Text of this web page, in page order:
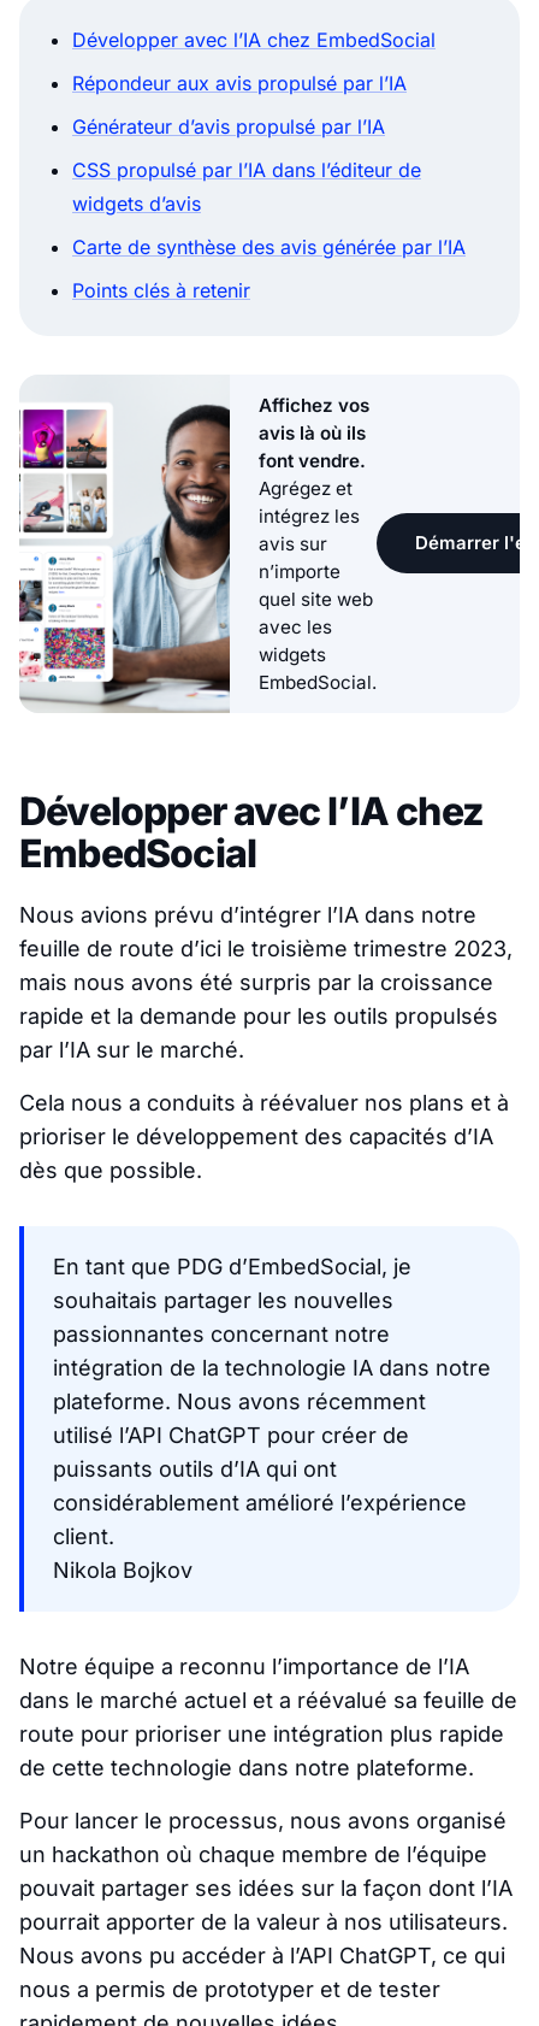
Développer avec l’IA chez EmbedSocial
Répondeur aux avis propulsé par l’IA
Générateur d’avis propulsé par l’IA
CSS propulsé par l’IA dans l’éditeur de
widgets d’avis
Carte de synthèse des avis générée par l’IA
Points clés à retenir
Affichez vos
avis là où ils
font vendre.
Agrégez et
intégrez les
avis sur
n’importe
quel site web
avec les
widgets
EmbedSocial.
Démarrer
Développer avec l’IA chez
EmbedSocial
Nous avions prévu d’intégrer l’IA dans notre
feuille de route d’ici le troisième trimestre 2023,
mais nous avons été surpris par la croissance
rapide et la demande pour les outils propulsés
par l’IA sur le marché.
Cela nous a conduits à réévaluer nos plans et à
prioriser le développement des capacités d’IA
dès que possible.
En tant que PDG d’EmbedSocial, je
souhaitais partager les nouvelles
passionnantes concernant notre
intégration de la technologie IA dans notre
plateforme. Nous avons récemment
utilisé l’API ChatGPT pour créer de
puissants outils d’IA qui ont
considérablement amélioré l’expérience
client.
Nikola Bojkov
Notre équipe a reconnu l’importance de l’IA
dans le marché actuel et a réévalué sa feuille de
route pour prioriser une intégration plus rapide
de cette technologie dans notre plateforme.
Pour lancer le processus, nous avons organisé
un hackathon où chaque membre de l’équipe
pouvait partager ses idées sur la façon dont l’IA
pourrait apporter de la valeur à nos utilisateurs.
Nous avons pu accéder à l’API ChatGPT, ce qui
nous a permis de prototyper et de tester